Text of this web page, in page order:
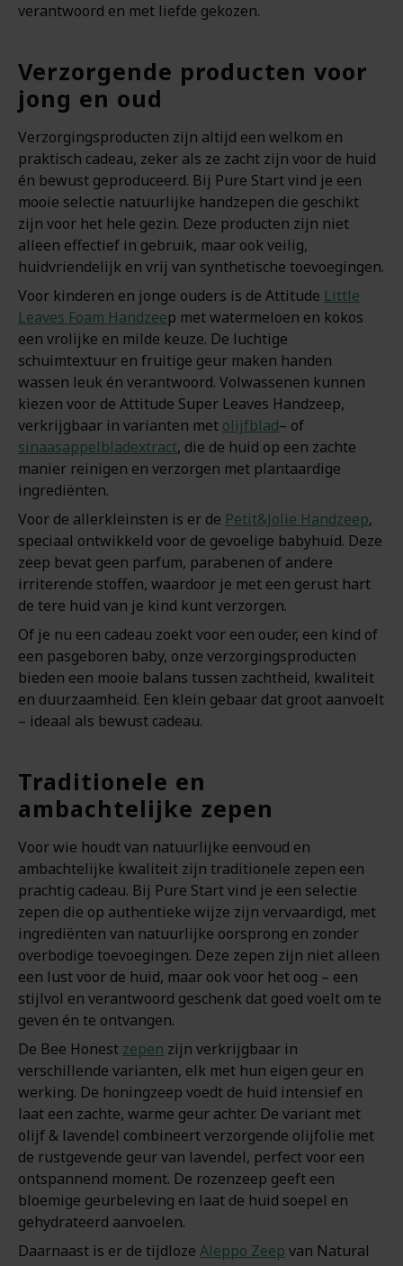
verantwoord en met liefde gekozen.
Verzorgende producten voor
jong en oud
Verzorgingsproducten zijn altijd een welkom en
praktisch cadeau, zeker als ze zacht zijn voor de huid
én bewust geproduceerd. Bij Pure Start vind je een
mooie selectie natuurlijke handzepen die geschikt
zijn voor het hele gezin. Deze producten zijn niet
alleen effectief in gebruik, maar ook veilig,
huidvriendelijk en vrij van synthetische toevoegingen.
Voor kinderen en jonge ouders is de Attitude Little
Leaves Foam Handzeep met watermeloen en kokos
een vrolijke en milde keuze. De luchtige
schuimtextuur en fruitige geur maken handen
wassen leuk én verantwoord. Volwassenen kunnen
kiezen voor de Attitude Super Leaves Handzeep,
verkrijgbaar in varianten met olijfblad– of
sinaasappelbladextract, die de huid op een zachte
manier reinigen en verzorgen met plantaardige
ingrediënten.
Voor de allerkleinsten is er de Petit&Jolie Handzeep,
speciaal ontwikkeld voor de gevoelige babyhuid. Deze
zeep bevat geen parfum, parabenen of andere
irriterende stoffen, waardoor je met een gerust hart
de tere huid van je kind kunt verzorgen.
Of je nu een cadeau zoekt voor een ouder, een kind of
een pasgeboren baby, onze verzorgingsproducten
bieden een mooie balans tussen zachtheid, kwaliteit
en duurzaamheid. Een klein gebaar dat groot aanvoelt
– ideaal als bewust cadeau.
Traditionele en
ambachtelijke zepen
Voor wie houdt van natuurlijke eenvoud en
ambachtelijke kwaliteit zijn traditionele zepen een
prachtig cadeau. Bij Pure Start vind je een selectie
zepen die op authentieke wijze zijn vervaardigd, met
ingrediënten van natuurlijke oorsprong en zonder
overbodige toevoegingen. Deze zepen zijn niet alleen
een lust voor de huid, maar ook voor het oog – een
stijlvol en verantwoord geschenk dat goed voelt om te
geven én te ontvangen.
De Bee Honest zepen zijn verkrijgbaar in
verschillende varianten, elk met hun eigen geur en
werking. De honingzeep voedt de huid intensief en
laat een zachte, warme geur achter. De variant met
olijf & lavendel combineert verzorgende olijfolie met
de rustgevende geur van lavendel, perfect voor een
ontspannend moment. De rozenzeep geeft een
bloemige geurbeleving en laat de huid soepel en
gehydrateerd aanvoelen.
Daarnaast is er de tijdloze Aleppo Zeep van Natural